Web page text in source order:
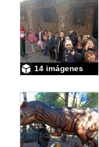
14 imágenes